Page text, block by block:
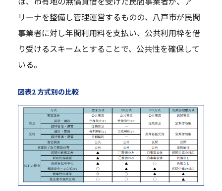
リーナを整備し管理運営するものの、八戸市が民間
事業者に対し年間利用料を支払い、公共利用枠を借
り受けるスキームとすることで、公共性を確保して
いる。
図表2 方式別の比較